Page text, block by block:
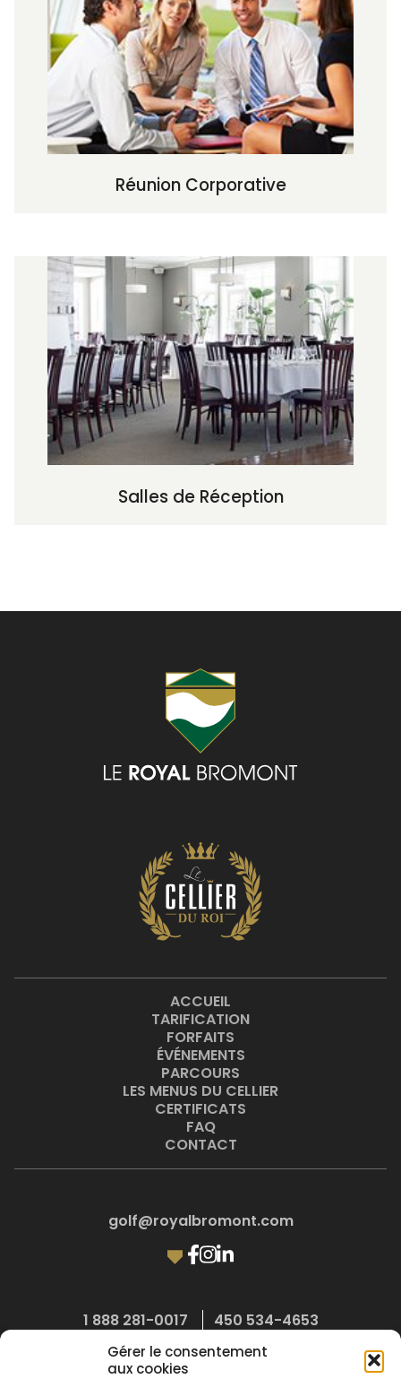
Gérer le consentement
aux cookies
Réunion Corporative
Salles de Réception
ACCUEIL
TARIFICATION
FORFAITS
ÉVÉNEMENTS
PARCOURS
LES MENUS DU CELLIER
CERTIFICATS
FAQ
CONTACT
golf@royalbromont.com
1 888 281-0017
450 534-4653
400, chemin Compton, Bromont (Québec) J2L 1E9